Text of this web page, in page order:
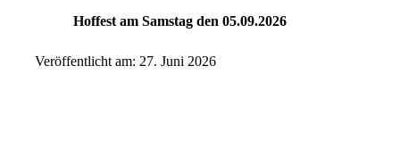
Hoffest am Samstag den 05.09.2026
Veröffentlicht am: 27. Juni 2026